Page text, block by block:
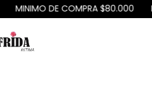
MINIMO DE COMPRA $80.000